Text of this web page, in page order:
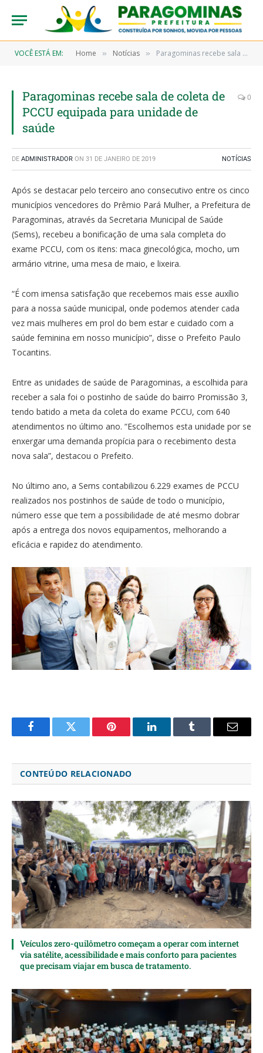
VOCÊ ESTÁ EM: Home » Notícias » Paragominas recebe sala de coleta de PCCU equipada para unidade de saúde
Paragominas recebe sala de coleta de
PCCU equipada para unidade de
saúde
0
DE ADMINISTRADOR ON 31 DE JANEIRO DE 2019 NOTÍCIAS
Após se destacar pelo terceiro ano consecutivo entre os cinco
municípios vencedores do Prêmio Pará Mulher, a Prefeitura de
Paragominas, através da Secretaria Municipal de Saúde
(Sems), recebeu a bonificação de uma sala completa do
exame PCCU, com os itens: maca ginecológica, mocho, um
armário vitrine, uma mesa de maio, e lixeira.
“É com imensa satisfação que recebemos mais esse auxílio
para a nossa saúde municipal, onde podemos atender cada
vez mais mulheres em prol do bem estar e cuidado com a
saúde feminina em nosso município”, disse o Prefeito Paulo
Tocantins.
Entre as unidades de saúde de Paragominas, a escolhida para
receber a sala foi o postinho de saúde do bairro Promissão 3,
tendo batido a meta da coleta do exame PCCU, com 640
atendimentos no último ano. “Escolhemos esta unidade por se
enxergar uma demanda propícia para o recebimento desta
nova sala”, destacou o Prefeito.
No último ano, a Sems contabilizou 6.229 exames de PCCU
realizados nos postinhos de saúde de todo o município,
número esse que tem a possibilidade de até mesmo dobrar
após a entrega dos novos equipamentos, melhorando a
eficácia e rapidez do atendimento.
FacebookTwitter Pinterest LinkedInTumblr Email
CONTEÚDO RELACIONADO
Veículos zero-quilômetro começam a operar com internet
via satélite, acessibilidade e mais conforto para pacientes
que precisam viajar em busca de tratamento.